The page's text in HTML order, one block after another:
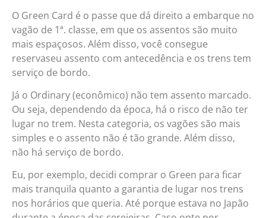
O Green Card é o passe que dá direito a embarque no
vagão de 1ª. classe, em que os assentos são muito
mais espaçosos. Além disso, você consegue
reservaseu assento com antecedência e os trens tem
serviço de bordo.
Já o Ordinary (econômico) não tem assento marcado.
Ou seja, dependendo da época, há o risco de não ter
lugar no trem. Nesta categoria, os vagões são mais
simples e o assento não é tão grande. Além disso,
não há serviço de bordo.
Eu, por exemplo, decidi comprar o Green para ficar
mais tranquila quanto a garantia de lugar nos trens
nos horários que queria. Até porque estava no Japão